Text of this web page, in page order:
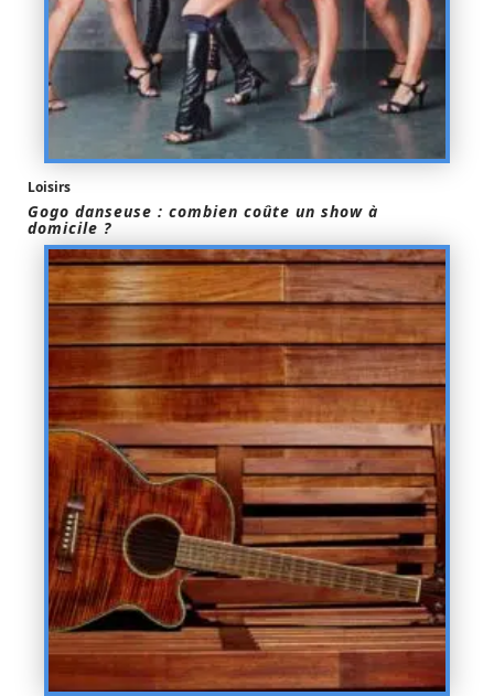
Loisirs
Gogo danseuse : combien coûte un show à
domicile ?